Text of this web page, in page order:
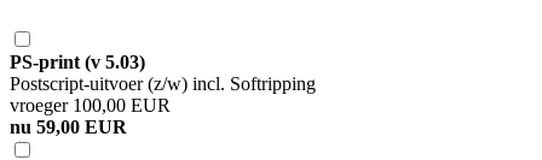
PS-print (v 5.03)
Postscript-uitvoer (z/w) incl. Softripping
vroeger 100,00 EUR
nu 59,00 EUR